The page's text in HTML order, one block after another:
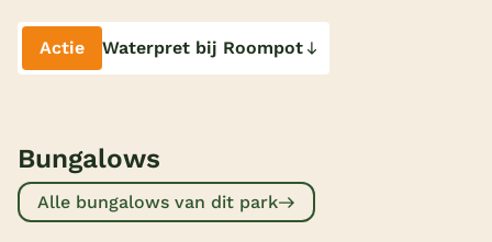
Nederland
Duitsland
Actie Waterpret bij Roompot
Bungalows
Alle bungalows van dit park